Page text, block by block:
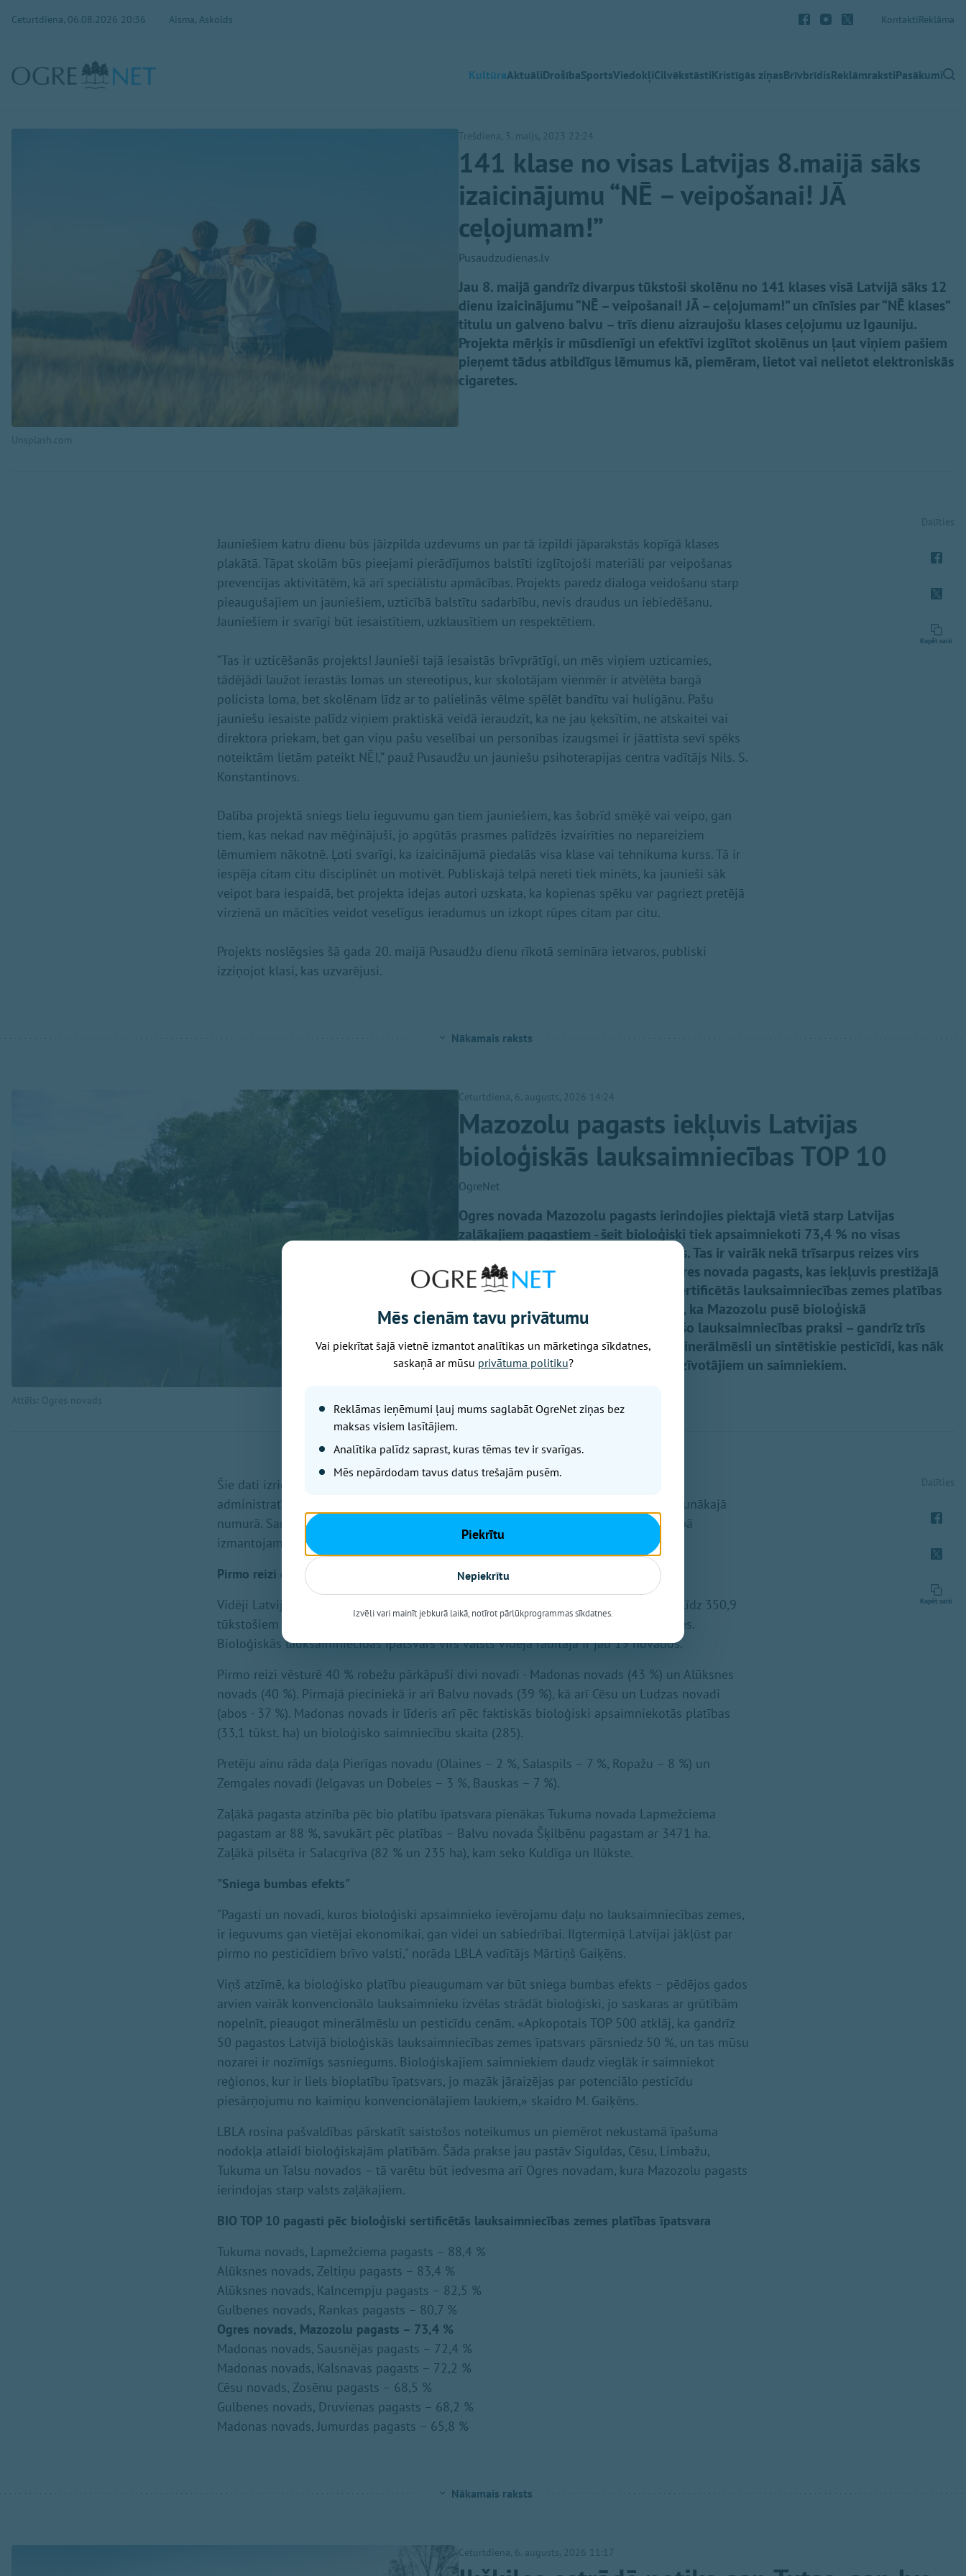
Ceturtdiena, 06.08.2026 20:36 Aisma, Askolds KontaktiReklāma
KultūraAktuāliDrošībaSportsViedokļiCilvēkstāstiKristīgās ziņasBrīvbrīdisReklāmrakstiPasākumi
Unsplash.com
Trešdiena, 3. maijs, 2023 22:24
141 klase no visas Latvijas 8.maijā sāks
izaicinājumu “NĒ – veipošanai! JĀ
ceļojumam!”
Pusaudzudienas.lv
Jau 8. maijā gandrīz divarpus tūkstoši skolēnu no 141 klases visā Latvijā sāks 12
dienu izaicinājumu “NĒ – veipošanai! JĀ – ceļojumam!” un cīnīsies par “NĒ klases”
titulu un galveno balvu – trīs dienu aizraujošu klases ceļojumu uz Igauniju.
Projekta mērķis ir mūsdienīgi un efektīvi izglītot skolēnus un ļaut viņiem pašiem
pieņemt tādus atbildīgus lēmumus kā, piemēram, lietot vai nelietot elektroniskās
cigaretes.
Jauniešiem katru dienu būs jāizpilda uzdevums un par tā izpildi jāparakstās kopīgā klases
plakātā. Tāpat skolām būs pieejami pierādījumos balstīti izglītojoši materiāli par veipošanas
prevencijas aktivitātēm, kā arī speciālistu apmācības. Projekts paredz dialoga veidošanu starp
pieaugušajiem un jauniešiem, uzticībā balstītu sadarbību, nevis draudus un iebiedēšanu.
Jauniešiem ir svarīgi būt iesaistītiem, uzklausītiem un respektētiem.
“Tas ir uzticēšanās projekts! Jaunieši tajā iesaistās brīvprātīgi, un mēs viņiem uzticamies,
tādējādi laužot ierastās lomas un stereotipus, kur skolotājam vienmēr ir atvēlēta bargā
policista loma, bet skolēnam līdz ar to palielinās vēlme spēlēt bandītu vai huligānu. Pašu
jauniešu iesaiste palīdz viņiem praktiskā veidā ieraudzīt, ka ne jau ķeksītim, ne atskaitei vai
direktora priekam, bet gan viņu pašu veselībai un personības izaugsmei ir jāattīsta sevī spēks
noteiktām lietām pateikt NĒ!,” pauž Pusaudžu un jauniešu psihoterapijas centra vadītājs Nils. S.
Konstantinovs.
Dalība projektā sniegs lielu ieguvumu gan tiem jauniešiem, kas šobrīd smēķē vai veipo, gan
tiem, kas nekad nav mēģinājuši, jo apgūtās prasmes palīdzēs izvairīties no nepareiziem
lēmumiem nākotnē. Ļoti svarīgi, ka izaicinājumā piedalās visa klase vai tehnikuma kurss. Tā ir
iespēja citam citu disciplinēt un motivēt. Publiskajā telpā nereti tiek minēts, ka jaunieši sāk
veipot bara iespaidā, bet projekta idejas autori uzskata, ka kopienas spēku var pagriezt pretējā
virzienā un mācīties veidot veselīgus ieradumus un izkopt rūpes citam par citu.
Projekts noslēgsies šā gada 20. maijā Pusaudžu dienu rīkotā semināra ietvaros, publiski
izziņojot klasi, kas uzvarējusi.
Dalīties
Kopēt saiti
Nākamais raksts
Attēls: Ogres novads
Ceturtdiena, 6. augusts, 2026 14:24
Mazozolu pagasts iekļuvis Latvijas
bioloģiskās lauksaimniecības TOP 10
OgreNet
Ogres novada Mazozolu pagasts ierindojies piektajā vietā starp Latvijas
zaļākajiem pagastiem - šeit bioloģiski tiek apsaimniekoti 73,4 % no visas
lauksaimniecībā izmantojamās zemes. Tas ir vairāk nekā trīsarpus reizes virs
valsts vidējā rādītāja un vienīgais Ogres novada pagasts, kas iekļuvis prestižajā
BIO TOP 10 sarakstā pēc bioloģiski sertificētās lauksaimniecības zemes platības
īpatsvara. Šāds sasniegums apliecina, ka Mazozolu pusē bioloģiskā
saimniekošana kļuvusi par dominējošo lauksaimniecības praksi – gandrīz trīs
ceturtdaļās lauku netiek izmantoti minerālmēsli un sintētiskie pesticīdi, kas nāk
par labu gan videi, gan vietējiem iedzīvotājiem un saimniekiem.
Šie dati izriet no Latvijas Bioloģiskās lauksaimniecības asociācijas (LBLA) apkopotā
administratīvo teritoriju BIO TOP 500, kas publicēts nozares žurnāla "BIOLOĢISKI" jaunākajā
numurā. Saraksts veidots pēc Lauku atbalsta dienesta statistikas par lauksaimniecībā
izmantojamās zemes platībām, kas 2026. gadā pieteiktas atbalstam.
Pirmo reizi divi novadi pārsniedz 40 % atzīmi
Vidēji Latvijā bioloģiski apsaimniekotās lauksaimniecības zemes platība pieaugusi līdz 350,9
tūkstošiem hektāru jeb piektajai daļai no visas lauksaimniecībā izmantojamās zemes.
Bioloģiskās lauksaimniecības īpatsvars virs valsts vidējā rādītāja ir jau 19 novados.
Pirmo reizi vēsturē 40 % robežu pārkāpuši divi novadi - Madonas novads (43 %) un Alūksnes
novads (40 %). Pirmajā pieciniekā ir arī Balvu novads (39 %), kā arī Cēsu un Ludzas novadi
(abos - 37 %). Madonas novads ir līderis arī pēc faktiskās bioloģiski apsaimniekotās platības
(33,1 tūkst. ha) un bioloģisko saimniecību skaita (285).
Pretēju ainu rāda daļa Pierīgas novadu (Olaines – 2 %, Salaspils – 7 %, Ropažu – 8 %) un
Zemgales novadi (Jelgavas un Dobeles – 3 %, Bauskas – 7 %).
Zaļākā pagasta atzinība pēc bio platību īpatsvara pienākas Tukuma novada Lapmežciema
pagastam ar 88 %, savukārt pēc platības – Balvu novada Šķilbēnu pagastam ar 3471 ha.
Zaļākā pilsēta ir Salacgrīva (82 % un 235 ha), kam seko Kuldīga un Ilūkste.
"Sniega bumbas efekts"
"Pagasti un novadi, kuros bioloģiski apsaimnieko ievērojamu daļu no lauksaimniecības zemes,
ir ieguvums gan vietējai ekonomikai, gan videi un sabiedrībai. Ilgtermiņā Latvijai jākļūst par
pirmo no pesticīdiem brīvo valsti," norāda LBLA vadītājs Mārtiņš Gaiķēns.
Viņš atzīmē, ka bioloģisko platību pieaugumam var būt sniega bumbas efekts – pēdējos gados
arvien vairāk konvencionālo lauksaimnieku izvēlas strādāt bioloģiski, jo saskaras ar grūtībām
nopelnīt, pieaugot minerālmēslu un pesticīdu cenām. «Apkopotais TOP 500 atklāj, ka gandrīz
50 pagastos Latvijā bioloģiskās lauksaimniecības zemes īpatsvars pārsniedz 50 %, un tas mūsu
nozarei ir nozīmīgs sasniegums. Bioloģiskajiem saimniekiem daudz vieglāk ir saimniekot
reģionos, kur ir liels bioplatību īpatsvars, jo mazāk jāraizējas par potenciālo pesticīdu
piesārņojumu no kaimiņu konvencionālajiem laukiem,» skaidro M. Gaiķēns.
LBLA rosina pašvaldības pārskatīt saistošos noteikumus un piemērot nekustamā īpašuma
nodokļa atlaidi bioloģiskajām platībām. Šāda prakse jau pastāv Siguldas, Cēsu, Limbažu,
Tukuma un Talsu novados – tā varētu būt iedvesma arī Ogres novadam, kura Mazozolu pagasts
ierindojas starp valsts zaļākajiem.
BIO TOP 10 pagasti pēc bioloģiski sertificētās lauksaimniecības zemes platības īpatsvara
Tukuma novads, Lapmežciema pagasts – 88,4 %
Alūksnes novads, Zeltiņu pagasts – 83,4 %
Alūksnes novads, Kalncempju pagasts – 82,5 %
Gulbenes novads, Rankas pagasts – 80,7 %
Ogres novads, Mazozolu pagasts – 73,4 %
Madonas novads, Sausnējas pagasts – 72,4 %
Madonas novads, Kalsnavas pagasts – 72,2 %
Cēsu novads, Zosēnu pagasts – 68,5 %
Gulbenes novads, Druvienas pagasts – 68,2 %
Madonas novads, Jumurdas pagasts – 65,8 %
Dalīties
Kopēt saiti
Nākamais raksts
Ceturtdiena, 6. augusts, 2026 11:17
Mēs cienām tavu privātumu
Vai piekrītat šajā vietnē izmantot analītikas un mārketinga sīkdatnes,
saskaņā ar mūsu privātuma politiku?
Reklāmas ieņēmumi ļauj mums saglabāt OgreNet ziņas bez
maksas visiem lasītājiem.
Analītika palīdz saprast, kuras tēmas tev ir svarīgas.
Mēs nepārdodam tavus datus trešajām pusēm.
Piekrītu
Nepiekrītu
Izvēli vari mainīt jebkurā laikā, notīrot pārlūkprogrammas sīkdatnes.